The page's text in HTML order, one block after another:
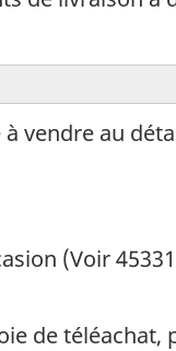
vendre au
(Voir
de téléachat,